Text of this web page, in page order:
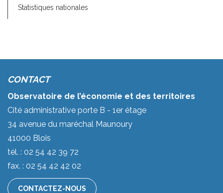
Statistiques nationales
CONTACT
Observatoire de l’économie et des territoires
Cité administrative porte B - 1er étage
34 avenue du maréchal Maunoury
41000 Blois
tél. : 02 54 42 39 72
fax. : 02 54 42 42 02
CONTACTEZ-NOUS